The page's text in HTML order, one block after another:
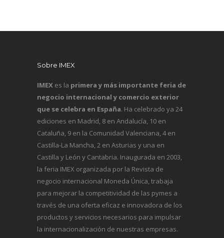
Sobre IMEX
IMEX es la primera y más importante feria de
negocio internacional y comercio exterior
que se celebra en España. Ha celebrado ya 24
ediciones en Madrid, 8 en Andalucía, 10 en
Cataluña, 9 en la Comunidad Valenciana, 4 en
Castilla-La Mancha, 2 en Asturias y una en
Castilla y León y Cantabria. Inaugurada en 2003,
la feria IMEX organizada por la Revista de
negocio internacional Moneda Única, trabaja
para mejorar la competitividad de las pymes a
través de una oferta eficaz e innovadora de los
productos y servicios necesarios para impulsar
la internacionalización de nuestras empresas.